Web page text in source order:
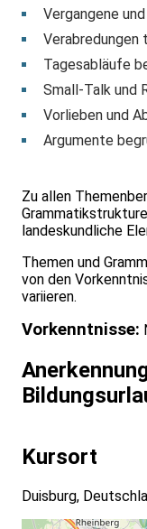
Vergangene
Verabredungen
Tagesabläufe
Small-Talk und
Vorlieben und
Argumente
Zu allen
landeskundliche
Themen und
von den
variieren.
Vorkenntnisse:
Kursort
Duisburg,